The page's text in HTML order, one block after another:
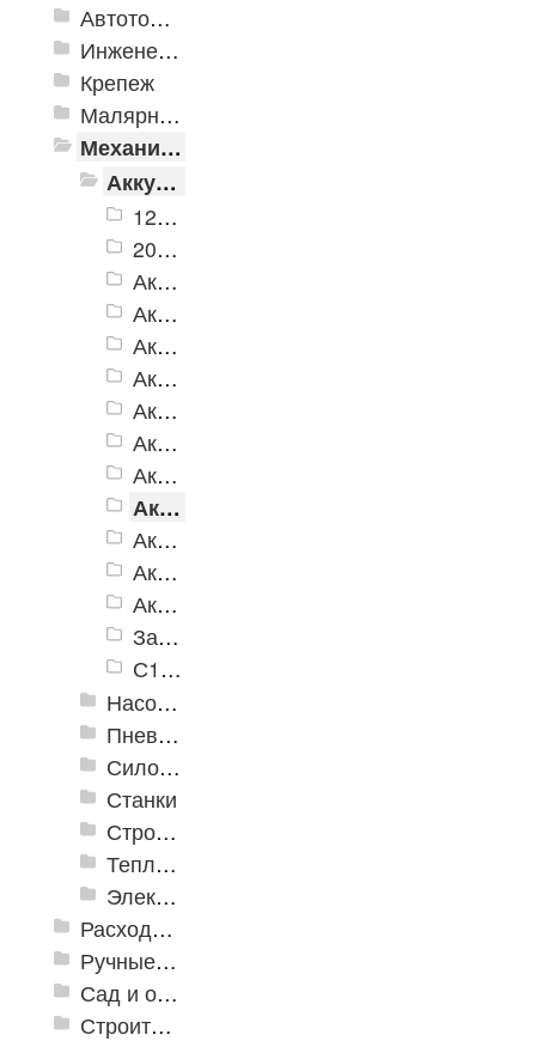
Автотовары
Инженерная сантехника и инструменты
Крепеж
Малярно-штукатурные инструменты
Механизированные инструменты
Аккумуляторный инструмент
12V MAX T7 Lithium PRO система
20V LMS единая система
Аккумуляторные газонокосилки
Аккумуляторные гайковерты
Аккумуляторные дрели - шуруповерты
Аккумуляторные отвертки
Аккумуляторные перфораторы
Аккумуляторные пилы сабельные
Аккумуляторные пилы цепные
Аккумуляторные пилы циркулярные
Аккумуляторные триммеры и косы
Аккумуляторные УШМ
Аккумуляторы для инструмента
Зарядные устройства
С1-18 Lithium система
Насосное оборудование
Пневматика
Силовое оборудование
Станки
Строительное оборудование
Тепло и клининговое оборудование (уборка)
Электроинструменты
Расходные инструменты
Ручные инструменты
Сад и огород
Строительная Химия и принадлежности